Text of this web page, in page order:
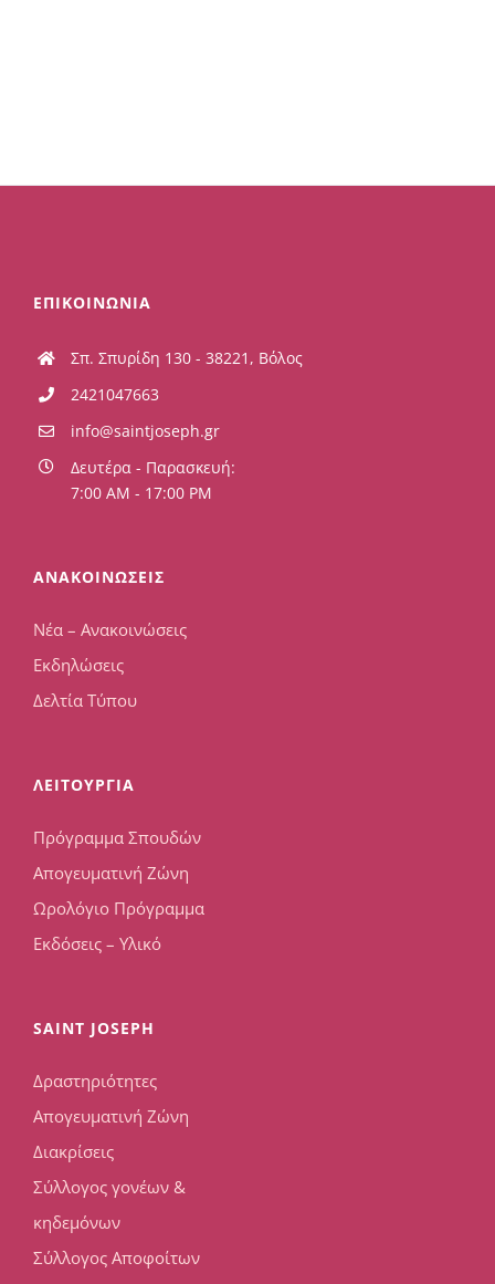
ΕΠΙΚΟΙΝΩΝΙΑ
Σπ. Σπυρίδη 130 - 38221, Βόλος
2421047663
info@saintjoseph.gr
Δευτέρα - Παρασκευή:
7:00 AM - 17:00 PM
ΑΝΑΚΟΙΝΩΣΕΙΣ
Νέα – Ανακοινώσεις
Εκδηλώσεις
Δελτία Τύπου
ΛΕΙΤΟΥΡΓΙΑ
Πρόγραμμα Σπουδών
Απογευματινή Ζώνη
Ωρολόγιο Πρόγραμμα
Εκδόσεις – Υλικό
SAINT JOSEPH
Δραστηριότητες
Απογευματινή Ζώνη
Διακρίσεις
Σύλλογος γονέων &
κηδεμόνων
Σύλλογος Αποφοίτων